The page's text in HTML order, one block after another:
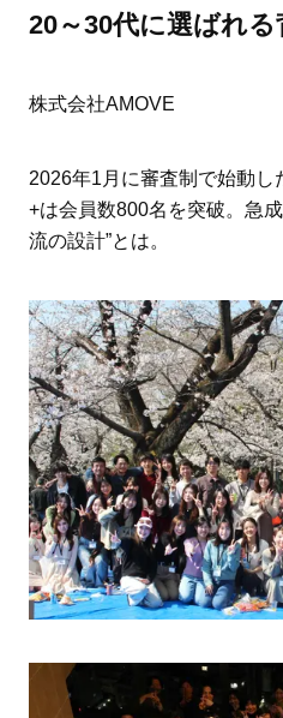
ス学」
20～30代に選ばれる
株式会社AMOVE
2026年1月に審査制で始動
+は会員数800名を突破。急
流の設計”とは。